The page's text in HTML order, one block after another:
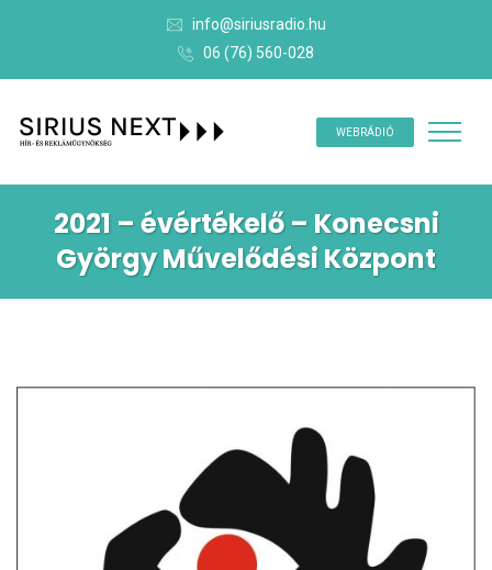
info@siriusradio.hu
06 (76) 560-028
WEBRÁDIÓ
2021 – évértékelő – Konecsni
György Művelődési Központ